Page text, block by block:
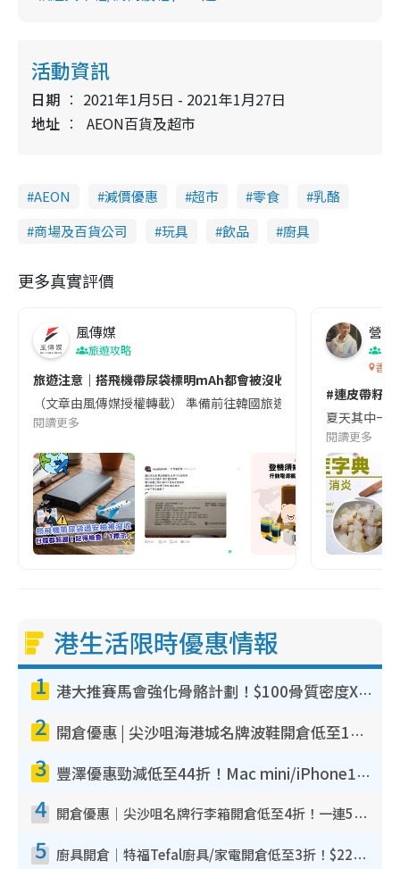
活動資訊
日期
2021年1月5日 - 2021年1月27日
地址
AEON百貨及超市
AEON 減價優惠 超市 零食
乳酪
商場及百貨公司
玩具 飲品 廚具
更多真實評價
風傳媒
旅遊攻略
旅遊注意｜搭飛機帶尿袋標明mAh都會被沒收😱出發前切記檢查
（文章由風傳媒授權轉載） 準備前往韓國旅遊的民眾，近期要
閱讀更多
營養
香港
#連皮帶籽
夏天其中一
閱讀更多
港生活限時優惠情報
1 港大推賽馬會強化骨骼計劃！$100骨質密度X光檢查 完成免費運動訓練送超市禮券！附參加資格
2 開倉優惠 | 尖沙咀海港城名牌波鞋開倉低至1折！On鞋$899起／Joy&Peace鞋履$98起
3 豐澤優惠勁減低至44折！Mac mini/iPhone17Pro大減價！廚房家電$220起
4 開倉優惠｜尖沙咀名牌行李箱開倉低至4折！一連5日 American Tourister/ace./Hallmark $200起！
5 廚具開倉｜特福Tefal廚具/家電開倉低至3折！$220起買平底鍋/炒鑊/湯煲！電飯煲/吸塵機/燙斗$418起